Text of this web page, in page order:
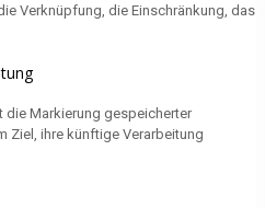
Verknüpfung, die Einschränkung, das
die Markierung gespeicherter
Ziel, ihre künftige Verarbeitung